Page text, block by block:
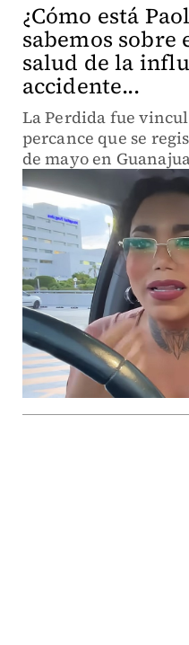
¿Cómo está
sabemos sobre
salud de la
accidente...
La Perdida fue
percance que se
de mayo en